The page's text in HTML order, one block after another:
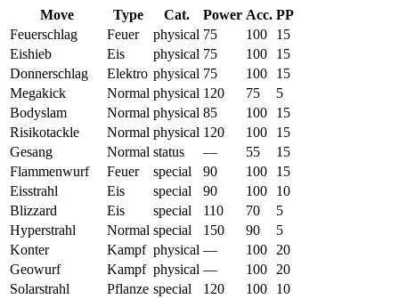
Move Type Cat. Power Acc. PP
Feuerschlag
Feuer physical 75 100
15
Eishieb
Eis physical 75 100
15
Donnerschlag
Elektro physical 75 100
15
Megakick
Normal physical 120 75
5
Bodyslam
Normal physical 85 100
15
Risikotackle
Normal physical 120 100
15
Gesang
Normal status — 55
15
Flammenwurf
Feuer special 90 100
15
Eisstrahl
Eis special 90 100
10
Blizzard
Eis special 110 70
5
Hyperstrahl
Normal special 150 90
5
Konter
Kampf physical — 100
20
Geowurf
Kampf physical — 100
20
Solarstrahl
Pflanze special 120 100
10